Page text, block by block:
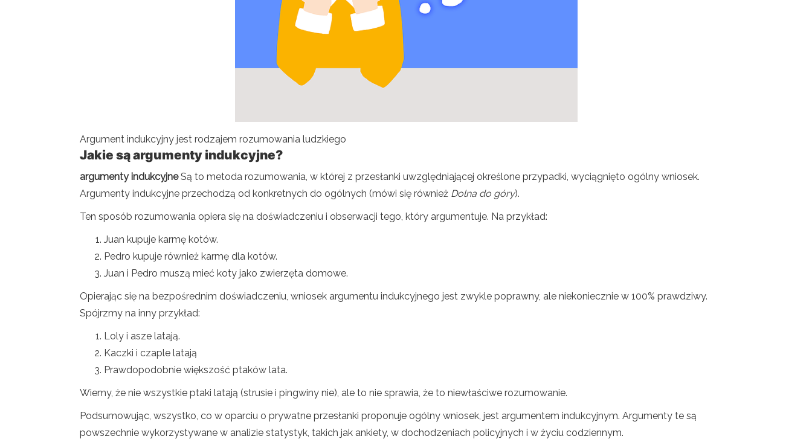
Argument indukcyjny jest rodzajem rozumowania ludzkiego
Jakie są argumenty indukcyjne?
argumenty indukcyjneSą to metoda rozumowania, w której z przesłanki uwzględniającej określone przypadki, wyciągnięto ogólny wniosek.
Argumenty indukcyjne przechodzą od konkretnych do ogólnych (mówi się również Dolna do góry).
Ten sposób rozumowania opiera się na doświadczeniu i obserwacji tego, który argumentuje. Na przykład:
Juan kupuje karmę kotów.
Pedro kupuje również karmę dla kotów.
Juan i Pedro muszą mieć koty jako zwierzęta domowe.
Opierając się na bezpośrednim doświadczeniu, wniosek argumentu indukcyjnego jest zwykle poprawny, ale niekoniecznie w 100% prawdziwy.
Spójrzmy na inny przykład:
Loly i asze latają.
Kaczki i czaple latają
Prawdopodobnie większość ptaków lata.
Wiemy, że nie wszystkie ptaki latają (strusie i pingwiny nie), ale to nie sprawia, że ​​to niewłaściwe rozumowanie.
Podsumowując, wszystko, co w oparciu o prywatne przesłanki proponuje ogólny wniosek, jest argumentem indukcyjnym. Argumenty te są
powszechnie wykorzystywane w analizie statystyk, takich jak ankiety, w dochodzeniach policyjnych i w życiu codziennym.